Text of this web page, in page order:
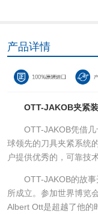
产品详情
OTT-JAKOB夹紧
OTT-JAKOB凭借几
球领先的刀具夹紧系统
户提供优秀的，可靠技
OTT-JAKOB的故事
所成立。参加世界博览
Albert Ott是超越了他的